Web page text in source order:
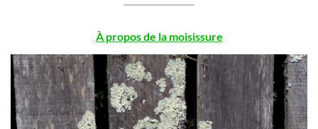
À propos de la moisissure